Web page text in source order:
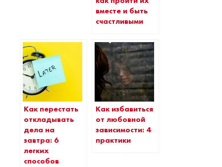
вместе и быть
счастливыми
Как перестать
откладывать
дела на
завтра: 6
легких
способов
Как избавиться
от любовной
зависимости: 4
практики